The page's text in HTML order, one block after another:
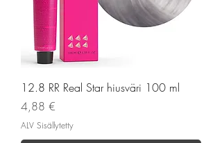
12.8 RR Real Star hiusväri 100 ml
Hinta
4,88 €
ALV Sisällytetty